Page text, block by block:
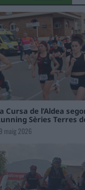
Cursa de l’Aldea
Sèries Terres
maig 2026